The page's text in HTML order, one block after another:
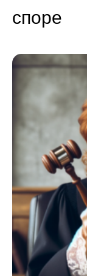
споре